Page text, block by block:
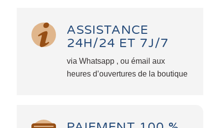
ASSISTANCE
24H/24 ET 7J/7
via Whatsapp , ou émail aux
heures d’ouvertures de la boutique